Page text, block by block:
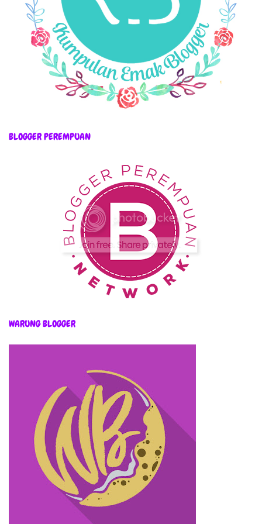
BLOGGER PEREMPUAN
WARUNG BLOGGER